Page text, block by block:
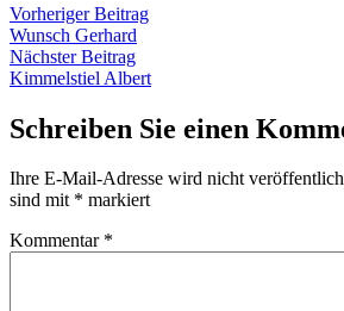
Beitragsnavigation
Vorheriger BeitragVorheriger
Wunsch Gerhard
Nächster BeitragNächster
Beitrag:
Kimmelstiel Albert
Schreiben Sie einen
Ihre E-Mail-Adresse wird nicht
sind mit * markiert
Kommentar *